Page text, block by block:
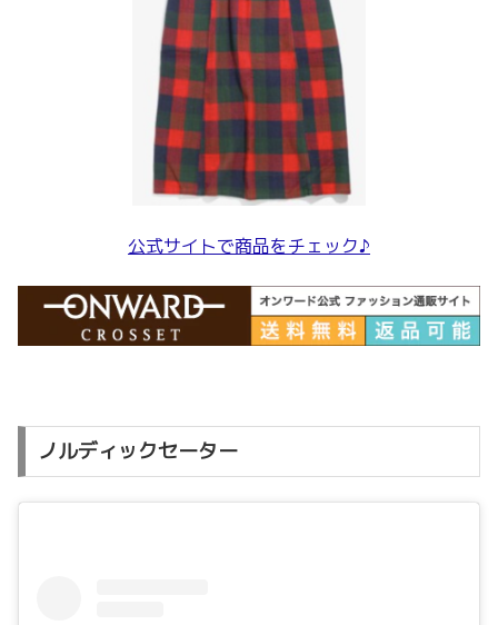
公式サイトで商品をチェック♪
ノルディックセーター